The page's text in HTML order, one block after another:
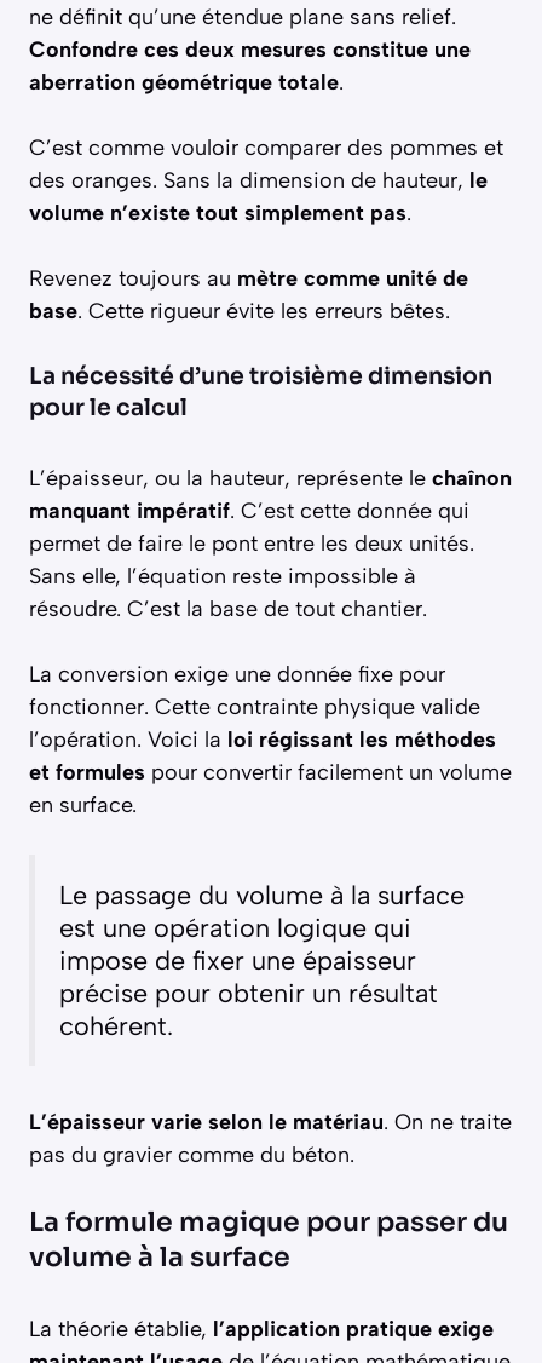
ne définit qu’une étendue plane sans relief.
Confondre ces deux mesures constitue une
aberration géométrique totale.
C’est comme vouloir comparer des pommes et
des oranges. Sans la dimension de hauteur, le
volume n’existe tout simplement pas.
Revenez toujours au mètre comme unité de
base. Cette rigueur évite les erreurs bêtes.
La nécessité d’une troisième dimension
pour le calcul
L’épaisseur, ou la hauteur, représente le chaînon
manquant impératif. C’est cette donnée qui
permet de faire le pont entre les deux unités.
Sans elle, l’équation reste impossible à
résoudre. C’est la base de tout chantier.
La conversion exige une donnée fixe pour
fonctionner. Cette contrainte physique valide
l’opération. Voici la loi régissant les méthodes
et formules pour convertir facilement un volume
en surface.
Le passage du volume à la surface
est une opération logique qui
impose de fixer une épaisseur
précise pour obtenir un résultat
cohérent.
L’épaisseur varie selon le matériau. On ne traite
pas du gravier comme du béton.
La formule magique pour passer du
volume à la surface
La théorie établie, l’application pratique exige